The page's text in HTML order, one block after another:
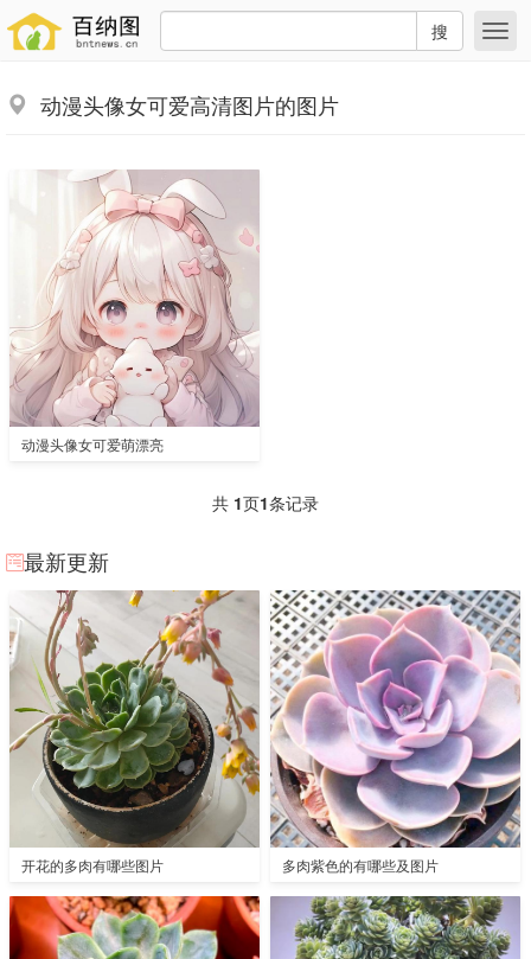
搜
动漫头像女可爱高清图片的图片
动漫头像女可爱萌漂亮
共 1页1条记录
最新更新
开花的多肉有哪些图片 多肉紫色的有哪些及图片